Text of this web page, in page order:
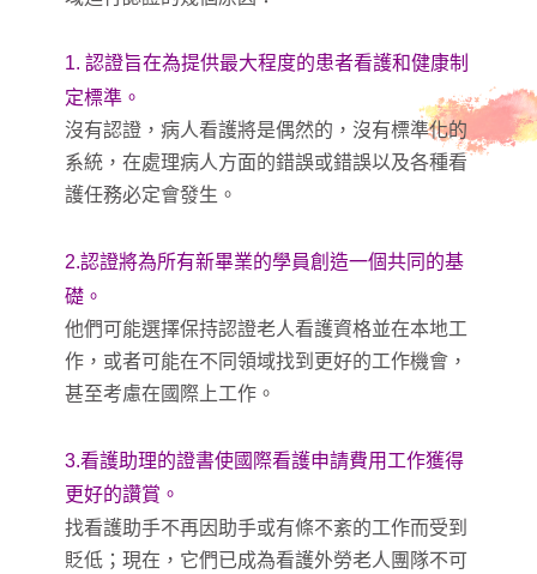
1. 認證旨在為提供最大程度的患者看護和健康制
定標準。
沒有認證，病人看護將是偶然的，沒有標準化的
系統，在處理病人方面的錯誤或錯誤以及各種看
護任務必定會發生。
2.認證將為所有新畢業的學員創造一個共同的基
礎。
他們可能選擇保持認證老人看護資格並在本地工
作，或者可能在不同領域找到更好的工作機會，
甚至考慮在國際上工作。
3.看護助理的證書使國際看護申請費用工作獲得
更好的讚賞。
找看護助手不再因助手或有條不紊的工作而受到
貶低；現在，它們已成為看護外勞老人團隊不可